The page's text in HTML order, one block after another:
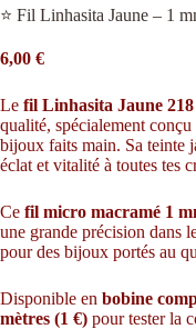
⭐ Fil Linhasita Jaune – 1
6,00 €
Le fil Linhasita Jaune
qualité, spécialement
bijoux faits main. Sa teinte
éclat et vitalité à toutes tes
Ce fil micro macramé 1
une grande précision dans
pour des bijoux portés au
Disponible en bobine
mètres (1 €) pour tester la